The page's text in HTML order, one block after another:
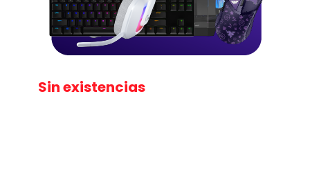
Sin existencias